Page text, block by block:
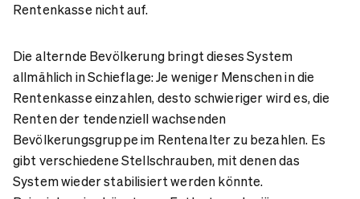
Rentenkasse nicht auf.
Die alternde Bevölkerung bringt dieses System
allmählich in Schieflage: Je weniger Menschen in die
Rentenkasse einzahlen, desto schwieriger wird es, die
Renten der tendenziell wachsenden
Bevölkerungsgruppe im Rentenalter zu bezahlen. Es
gibt verschiedene Stellschrauben, mit denen das
System wieder stabilisiert werden könnte.